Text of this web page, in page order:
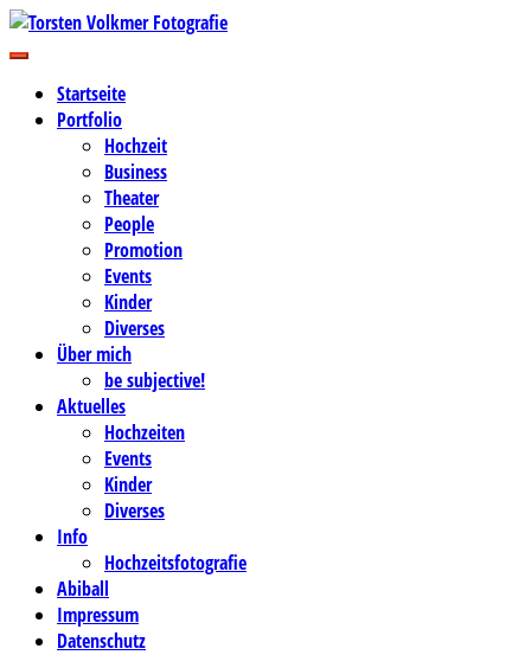
Zum
Inhalt
Torsten Volkmer Fotografie
Business-, Portrait- und Hochzeitsfotografie
Startseite
Portfolio
Hochzeit
Business
Theater
People
Promotion
Events
Kinder
Diverses
Über mich
be subjective!
Aktuelles
Hochzeiten
Events
Kinder
Diverses
Info
Hochzeitsfotografie
Abiball
Impressum
Datenschutz